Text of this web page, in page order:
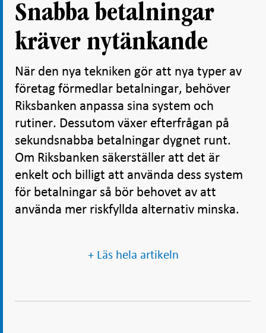
Snabba betalningar
kräver nytänkande
När den nya tekniken gör att nya typer av
företag förmedlar betalningar, behöver
Riksbanken anpassa sina system och
rutiner. Dessutom växer efterfrågan på
sekundsnabba betalningar dygnet runt.
Om Riksbanken säkerställer att det är
enkelt och billigt att använda dess system
för betalningar så bör behovet av att
använda mer riskfyllda alternativ minska.
+ Läs hela artikeln